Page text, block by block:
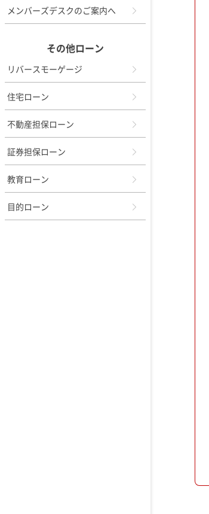
メンバーズデスクのご案内へ
その他ローン
リバースモーゲージ
住宅ローン
不動産担保ローン
証券担保ローン
教育ローン
目的ローン